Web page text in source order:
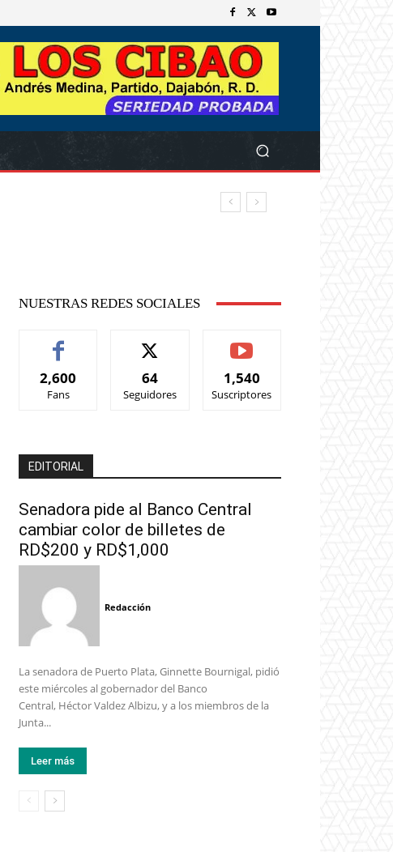
NUESTRAS REDES SOCIALES
2,600
Fans
64
Seguidores
1,540
Suscriptores
EDITORIAL
Senadora pide al Banco Central
cambiar color de billetes de
RD$200 y RD$1,000
Redacción
La senadora de Puerto Plata, Ginnette Bournigal, pidió
este miércoles al gobernador del Banco
Central, Héctor Valdez Albizu, y a los miembros de la
Junta...
Leer más